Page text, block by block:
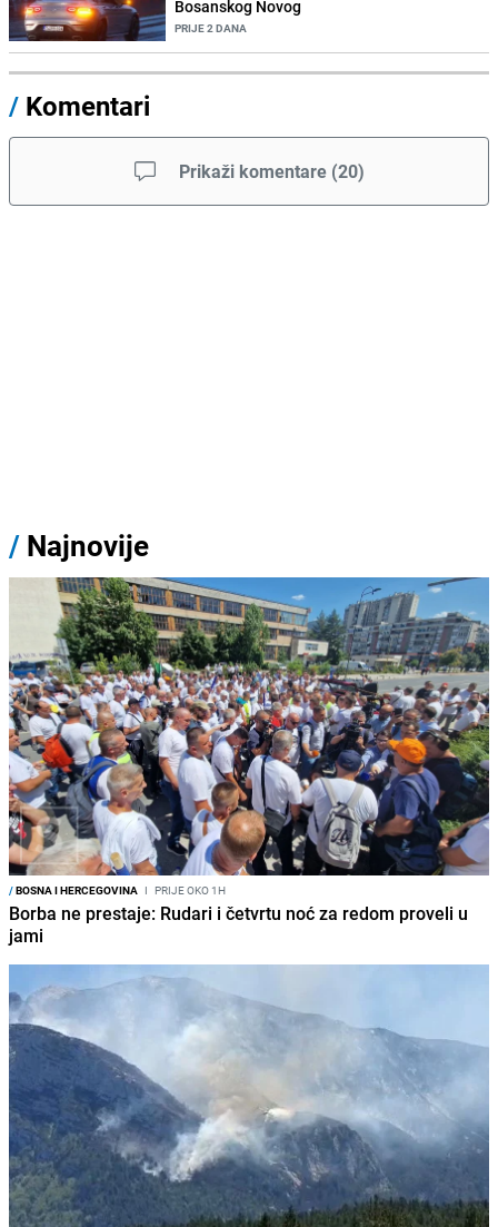
Bosanskog Novog
PRIJE 2 DANA
/ Komentari
Prikaži komentare (20)
/ Najnovije
/BOSNA I HERCEGOVINA I PRIJE OKO 1H
Borba ne prestaje: Rudari i četvrtu noć za redom proveli u
jami